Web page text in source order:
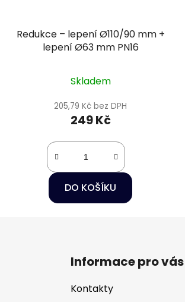
Redukce – lepení Ø110/90 mm +
lepení Ø63 mm PN16
Skladem
205,79 Kč bez DPH
249 Kč
DO KOŠÍKU
Informace pro vás
Kontakty